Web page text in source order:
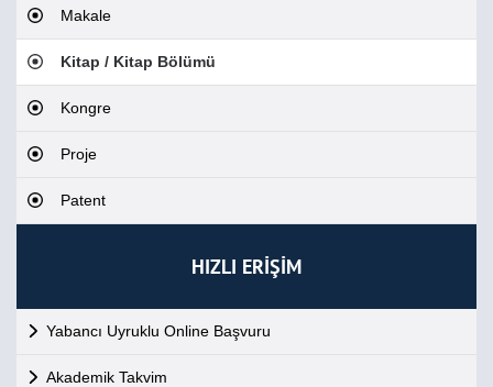
Makale
Kitap / Kitap Bölümü
Kongre
Proje
Patent
HIZLI ERİŞİM
Yabancı Uyruklu Online Başvuru
Akademik Takvim